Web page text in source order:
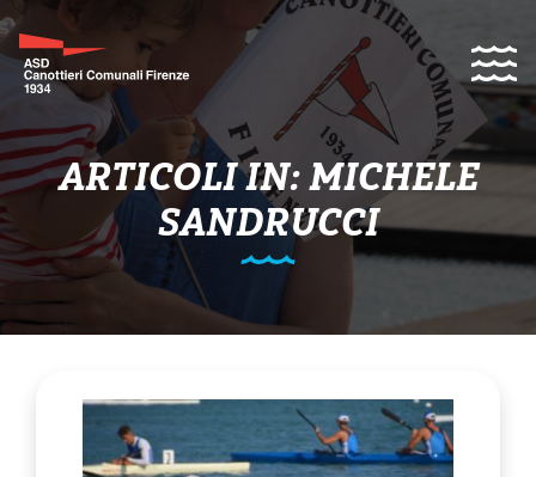
ARTICOLI IN: MICHELE
SANDRUCCI